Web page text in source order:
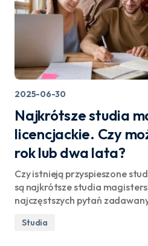
2025-06-30
Najkrótsze studia
licencjackie. Czy
rok lub dwa lata?
Czy istnieją przyspieszone
są najkrótsze studia
najczęstszych pytań
Studia